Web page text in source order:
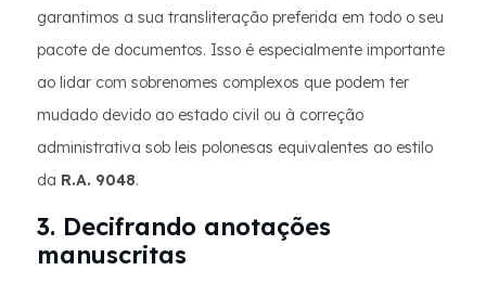
garantimos a sua transliteração preferida em todo o seu
pacote de documentos. Isso é especialmente importante
ao lidar com sobrenomes complexos que podem ter
mudado devido ao estado civil ou à correção
administrativa sob leis polonesas equivalentes ao estilo
da R.A. 9048.
3. Decifrando anotações
manuscritas